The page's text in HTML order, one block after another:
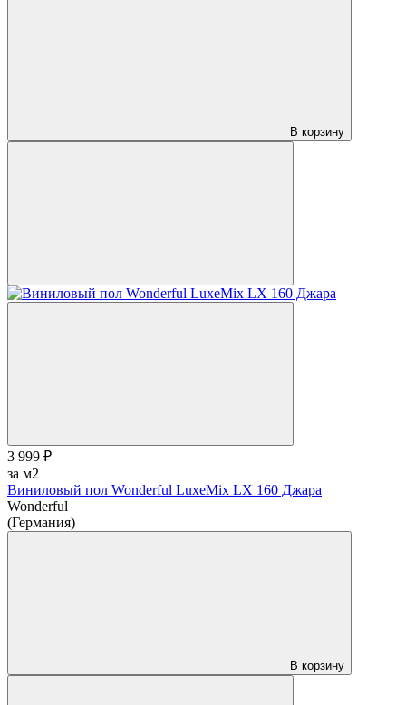
В корзину
3 999 ₽
за м2
Виниловый пол Wonderful LuxeMix LX 160 Джара
Wonderful
(Германия)
В корзину